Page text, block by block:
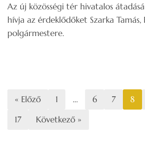
Az új közösségi tér hivatalos
hívja az érdeklődőket Szarka Tamás,
polgármestere.
« Előző 1 … 6 7 8
17
Következő »